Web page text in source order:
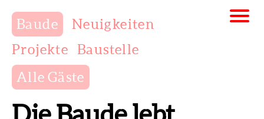
Baude
Neuigkeiten
Projekte
Baustelle
Alle Gäste